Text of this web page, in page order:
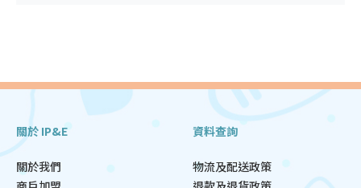
關於 IP&E
關於我們
資料查詢
物流及配送政策